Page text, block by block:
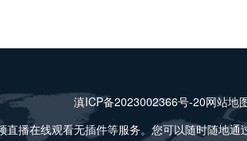
滇ICP备2023002366号-20网站地
播在线观看无插件等服务。您可以随时随地